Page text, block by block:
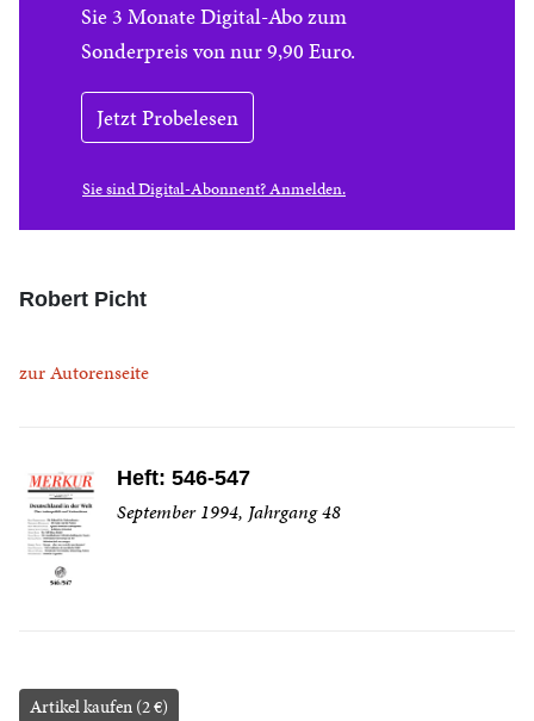
Sie 3 Monate Digital-Abo zum
Sonderpreis von nur 9,90 Euro.
Jetzt Probelesen
Sie sind Digital-Abonnent? Anmelden.
Robert Picht
zur Autorenseite
Heft: 546-547
September 1994, Jahrgang 48
Artikel kaufen (2 €)